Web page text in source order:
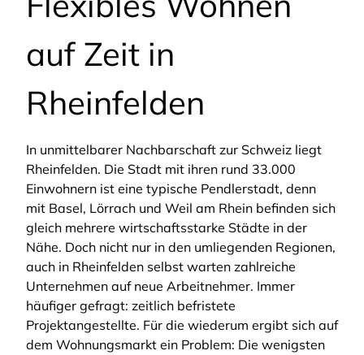
auf Zeit in
Rheinfelden
In unmittelbarer Nachbarschaft zur Schweiz liegt
Rheinfelden. Die Stadt mit ihren rund 33.000
Einwohnern ist eine typische Pendlerstadt, denn
mit Basel, Lörrach und Weil am Rhein befinden sich
gleich mehrere wirtschaftsstarke Städte in der
Nähe. Doch nicht nur in den umliegenden Regionen,
auch in Rheinfelden selbst warten zahlreiche
Unternehmen auf neue Arbeitnehmer. Immer
häufiger gefragt: zeitlich befristete
Projektangestellte. Für die wiederum ergibt sich auf
dem Wohnungsmarkt ein Problem: Die wenigsten